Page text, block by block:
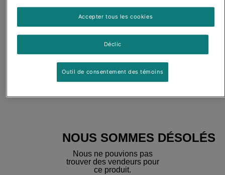
Pro Plan Veterinary Diets🅫
essentialcare🅫 chaton
nourriture pour chats
Pro Plan Veterinary Diets🅫 essentialcare🅫 chaton nourriture
NOUS SOMMES DÉSOLÉS
Nous ne pouvions pas
trouver des vendeurs pour
ce produit.
Déclic
Accepter tous les cookies
Outil de consentement des témoins